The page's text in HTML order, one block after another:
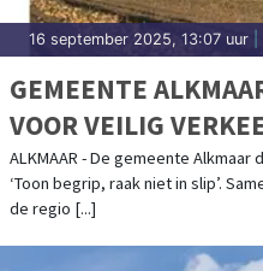
16 september 2025, 13:07 uur
GEMEENTE
VOOR VEILIG
OOGSTTIJD
ALKMAAR - De gemeente
‘Toon begrip, raak niet in slip’.
de regio [...]